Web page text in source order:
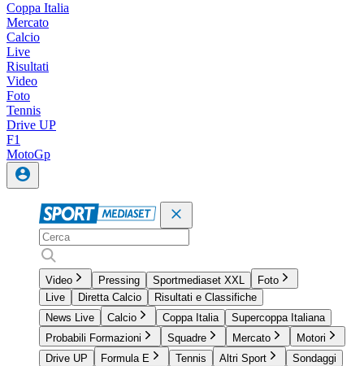
Coppa Italia
Mercato
Calcio
Live
Risultati
Video
Foto
Tennis
Drive UP
F1
MotoGp
Video Pressing Sportmediaset XXL
Foto
Live
Diretta Calcio
Risultati e Classifiche
News Live
Calcio Coppa Italia
Supercoppa Italiana
Probabili Formazioni
Squadre Mercato
Motori
Drive UP
Formula E Tennis Altri Sport
Sondaggi